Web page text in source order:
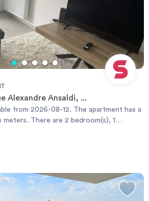
Alexandre Ansaldi, ...
from 2026-08-12. The apartment has a
There are 2 bedroom(s), 1
1 living room(s). The condominium fee is
rent. A minimum stay of 1 month(s) is
- Garanties financières